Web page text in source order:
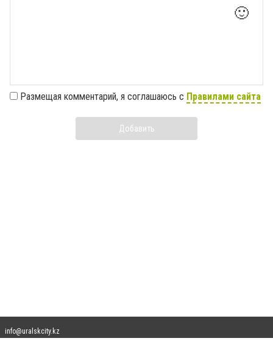
🙂
Размещая комментарий, я соглашаюсь с Правилами сайта
Добавить
info@uralskcity.kz